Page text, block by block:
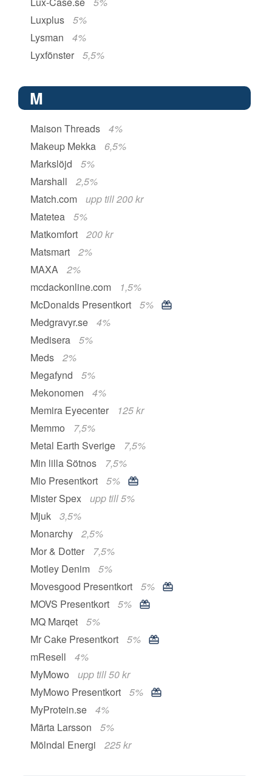
Luxplus
5%
Lysman
4%
Lyxfönster
5,5%
M
Maison Threads
4%
Makeup Mekka
6,5%
Markslöjd
5%
Marshall
2,5%
Match.com
upp till 200 kr
Matetea
5%
Matkomfort
200 kr
Matsmart
2%
MAXA
2%
mcdackonline.com
1,5%
McDonalds Presentkort
5%
Medgravyr.se
4%
Medisera
5%
Meds
2%
Megafynd
5%
Mekonomen
4%
Memira Eyecenter
125 kr
Memmo
7,5%
Metal Earth Sverige
7,5%
Min lilla Sötnos
7,5%
Mio Presentkort
5%
Mister Spex
upp till 5%
Mjuk
3,5%
Monarchy
2,5%
Mor & Dotter
7,5%
Motley Denim
5%
Movesgood Presentkort
5%
MOVS Presentkort
5%
MQ Marqet
5%
Mr Cake Presentkort
5%
mResell
4%
MyMowo
upp till 50 kr
MyMowo Presentkort
5%
MyProtein.se
4%
Märta Larsson
5%
Mölndal Energi
225 kr